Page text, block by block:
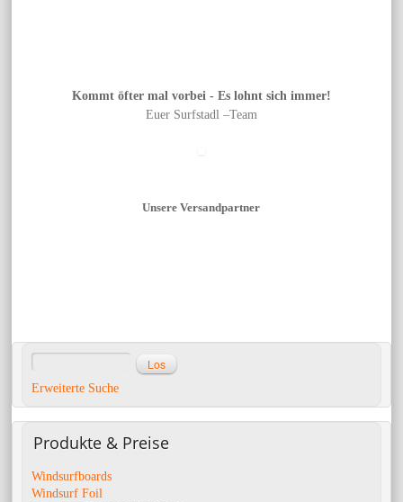
Kommt öfter mal vorbei - Es lohnt sich immer!
Euer Surfstadl –Team
Unsere Versandpartner
Erweiterte Suche
Produkte & Preise
Windsurfboards
Windsurf Foil